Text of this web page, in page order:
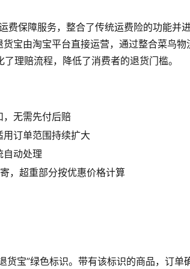
费保障服务，整合了传统运费险的功能并
宝由淘宝平台直接运营，通过整合菜鸟物
理赔流程，降低了消费者的退货门槛。
，无需先付后赔
用订单范围持续扩大
自动处理
，超重部分按优惠价格计算
货宝”绿色标识。带有该标识的商品，订单